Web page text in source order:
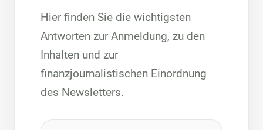
Hier finden Sie die wichtigsten
Antworten zur Anmeldung, zu den
Inhalten und zur
finanzjournalistischen Einordnung
des Newsletters.